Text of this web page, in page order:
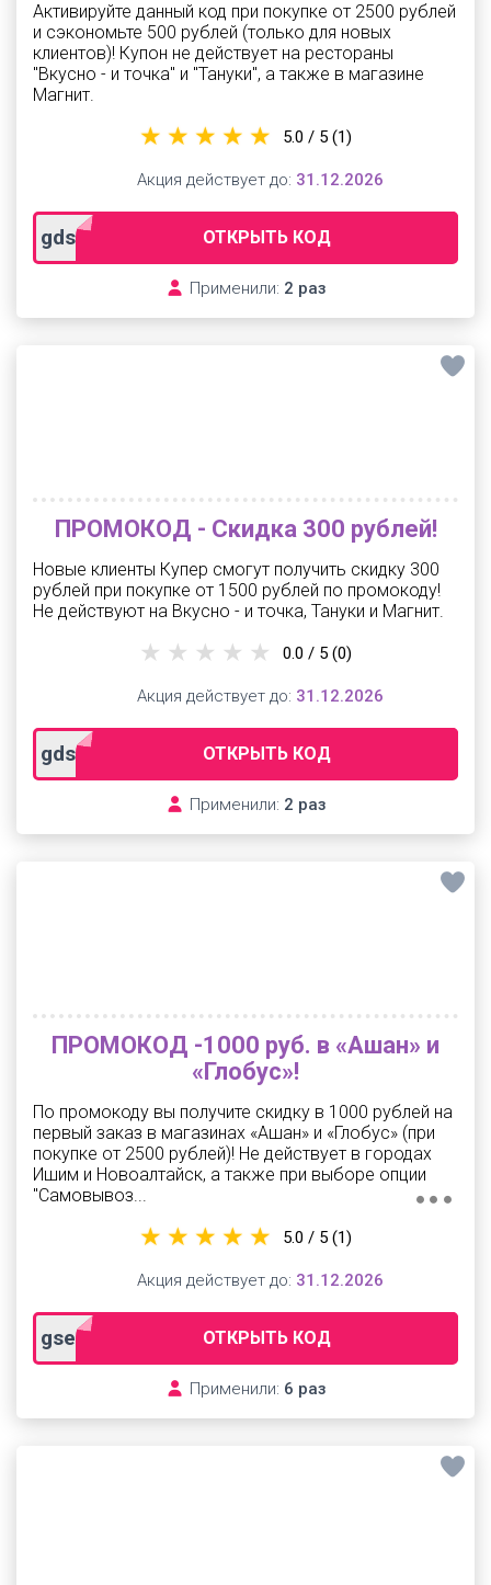
Активируйте данный код при покупке от 2500 рублей
и сэкономьте 500 рублей (только для новых
клиентов)! Купон не действует на рестораны
"Вкусно - и точка" и "Тануки", а также в магазине
Магнит.
gdsn500 ОТКРЫТЬ КОД
Применили: 2 раз
5.0 / 5 (1)
Акция действует до: 31.12.2026
ПРОМОКОД - Скидка 300 рублей!
Новые клиенты Купер смогут получить скидку 300
рублей при покупке от 1500 рублей по промокоду!
Не действуют на Вкусно - и точка, Тануки и Магнит.
gdsl300 ОТКРЫТЬ КОД
Применили: 2 раз
0.0 / 5 (0)
Акция действует до: 31.12.2026
ПРОМОКОД -1000 руб. в «Ашан» и
«Глобус»!
По промокоду вы получите скидку в 1000 рублей на
первый заказ в магазинах «Ашан» и «Глобус» (при
покупке от 2500 рублей)! Не действует в городах
Ишим и Новоалтайск, а также при выборе опции
"Самовывоз...
gse1000 ОТКРЫТЬ КОД
Применили: 6 раз
5.0 / 5 (1)
Акция действует до: 31.12.2026